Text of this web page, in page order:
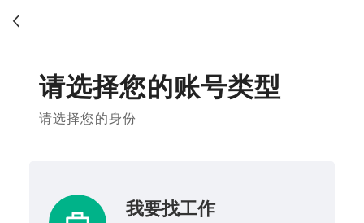
请选择您的账号类型
请选择您的身份
我要找工作